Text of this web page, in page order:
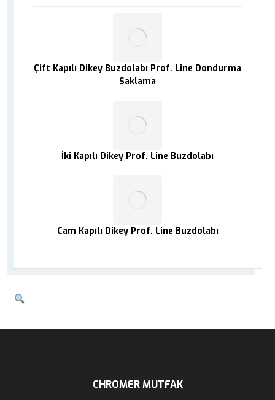
Çift Kapılı Dikey Buzdolabı Prof. Line Dondurma
Saklama
İki Kapılı Dikey Prof. Line Buzdolabı
Cam Kapılı Dikey Prof. Line Buzdolabı
CHROMER MUTFAK